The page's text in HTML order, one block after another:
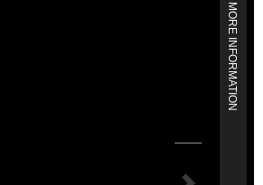
MORE INFORMATION